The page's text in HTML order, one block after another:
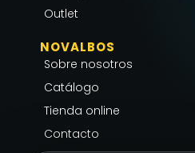
Outlet
NOVALBOS
Sobre nosotros
Catálogo
Tienda online
Contacto